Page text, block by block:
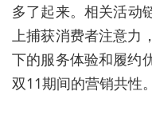
多了起来。相关活
上捕获消费者注意
下的服务体验和履约
双11期间的营销共性。